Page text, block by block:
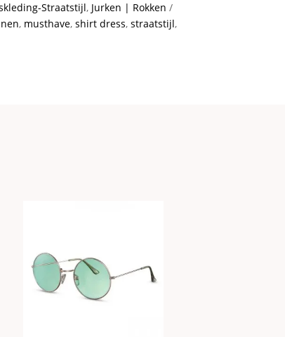
Straatstijl, Jurken | Rokken
, musthave, shirt dress, straatstijl,